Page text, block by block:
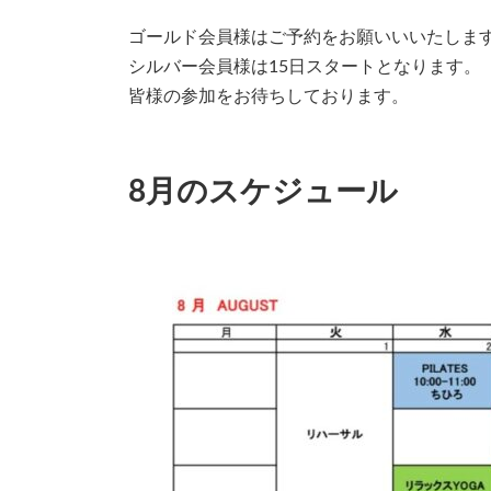
ゴールド会員様はご予約をお願いいいたしま
シルバー会員様は15日スタートとなります。
皆様の参加をお待ちしております。
8月のスケジュール